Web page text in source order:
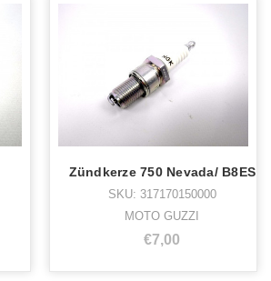
Zündkerze 750 Nevada/ B8ES
SKU: 317170150000
MOTO GUZZI
€7,00